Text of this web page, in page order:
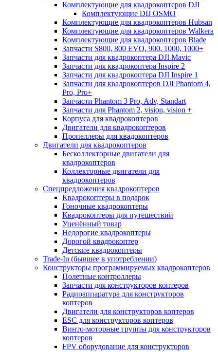
Комплектующие для квадрокоптеров DJI
Комплектующие DIJ OSMO
Комплектующие для квадрокоптеров Hubsan
Комплектующие для квадрокоптеров Walkera
Комплектующие для квадрокоптеров Blade
Запчасти S800, 800 EVO, 900, 1000, 1000+
Запчасти для квадрокоптера DJI Mavic
Запчасти для квадрокоптера Inspire 2
Запчасти для квадрокоптера DJI Inspire 1
Запчасти для квадрокоптеров DJI Phantom 4,
Pro, Pro+
Запчасти Phantom 3 Pro, Adv, Standart
Запчасти для Phantom 2, vision, vision +
Корпуса для квадрокоптеров
Двигатели для квадрокоптеров
Пропеллеры для квадокоптеров
Двигатели для квадрокоптеров
Бесколлекторные двигатели для
квадрокоптеров
Коллекторные двигатели для
квадрокоптеров
Спецпредложения квадрокоптеров
Квадрокоптеры в подарок
Гоночные квадрокоптеры
Квадрокоптеры для путешествий
Уценённый товар
Недорогие квадрокоптеры
Дорогой квадрокоптер
Детские квадрокоптеры
Trade-In (бывшее в употреблении)
Конструкторы программируемых квадрокоптеров
Полетные контроллеры
Запчасти для конструкторов коптеров
Радиоаппаратура для конструкторов
коптеров
Двигатели для конструкторов коптеров
ESC для конструкторов коптеров
Винто-моторные группы для конструкторов
коптеров
FPV оборудование для конструкторов